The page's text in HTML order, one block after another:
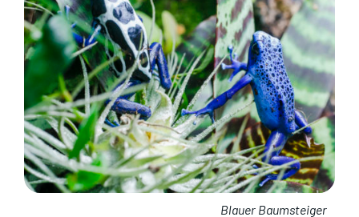
Blauer Baumsteiger